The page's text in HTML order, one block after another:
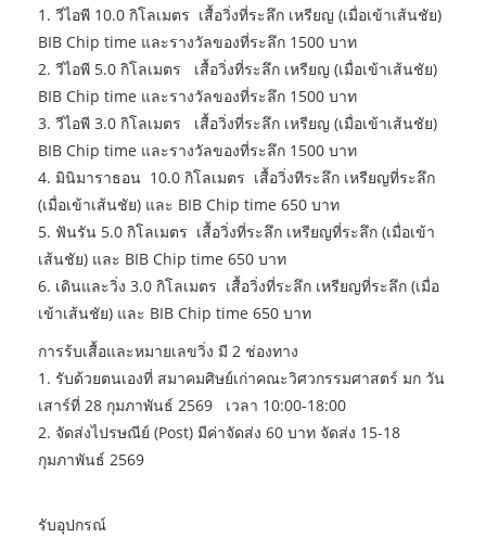
1. วีไอพี 10.0 กิโลเมตร เสื้อวิ่งที่ระลึก เหรียญ (เมื่อเข้าเส้นชัย)
BIB Chip time และรางวัลของที่ระลึก 1500 บาท
2. วีไอพี 5.0 กิโลเมตร เสื้อวิ่งที่ระลึก เหรียญ (เมื่อเข้าเส้นชัย)
BIB Chip time และรางวัลของที่ระลึก 1500 บาท
3. วีไอพี 3.0 กิโลเมตร เสื้อวิ่งที่ระลึก เหรียญ (เมื่อเข้าเส้นชัย)
BIB Chip time และรางวัลของที่ระลึก 1500 บาท
4. มินิมาราธอน 10.0 กิโลเมตร เสื้อวิ่งทีระลึก เหรียญที่ระลึก
(เมื่อเข้าเส้นชัย) และ BIB Chip time 650 บาท
5. ฟันรัน 5.0 กิโลเมตร เสื้อวิ่งที่ระลึก เหรียญที่ระลึก (เมื่อเข้า
เส้นชัย) และ BIB Chip time 650 บาท
6. เดินและวิ่ง 3.0 กิโลเมตร เสื้อวิ่งที่ระลึก เหรียญที่ระลึก (เมื่อ
เข้าเส้นชัย) และ BIB Chip time 650 บาท
การร้บเสื้อและหมายเลขวิ่ง มี 2 ช่องทาง
1. รับด้วยตนเองที่ สมาคมศิษย์เก่าคณะวิศวกรรมศาสตร์ มก วัน
เสาร์ที่ 28 กุมภาพันธ์ 2569 เวลา 10:00-18:00
2. จัดส่งไปรษณีย์ (Post) มีค่าจัดส่ง 60 บาท จัดส่ง 15-18
กุมภาพันธ์ 2569
รับอุปกรณ์